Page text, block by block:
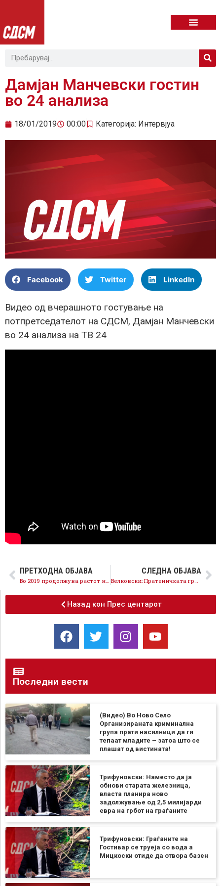
Дамјан Манчевски гостин
во 24 анализа
18/01/2019 00:00 Категорија: Интервјуа
Facebook Twitter LinkedIn
Видео од вчерашното гостување на
потпретседателот на СДСМ, Дамјан Манчевски
во 24 анализа на ТВ 24
ПРЕТХОДНА ОБЈАВА
Во 2019 продолжува растот на платите, зголемување на минималната плата, стартува повратот на ДДВ, повеќе пари во секое семејство
СЛЕДНА ОБЈАВА
Велковски: Пратеничката група на СДСМ ќе бара одложување на законските измени за пазарџиите
Назад кон Прес центарот
Последни вести
(Видео) Во Ново Село
Организираната криминална
група прати насилници да ги
тепаат младите – затоа што се
плашат од вистината!
Трифуновски: Наместо да ја
обнови старата железница,
власта планира ново
задолжување од 2,5 милијарди
евра на грбот на граѓаните
Трифуновски: Граѓаните на
Гостивар се труеја со вода а
Мицкоски отиде да отвора базен